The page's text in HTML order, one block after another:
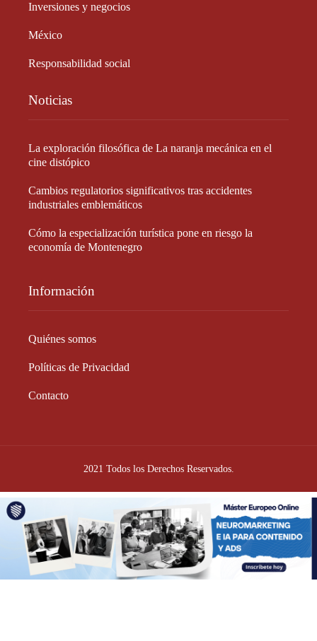
Inversiones y negocios
México
Responsabilidad social
Noticias
La exploración filosófica de La naranja mecánica en el
cine distópico
Cambios regulatorios significativos tras accidentes
industriales emblemáticos
Cómo la especialización turística pone en riesgo la
economía de Montenegro
Información
Quiénes somos
Políticas de Privacidad
Contacto
2021 Todos los Derechos Reservados.